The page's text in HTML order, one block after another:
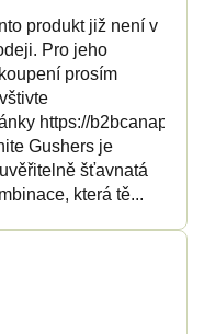
produkt již není v
Pro jeho
prosím
https://
Gushers je
šťavnatá
která tě...